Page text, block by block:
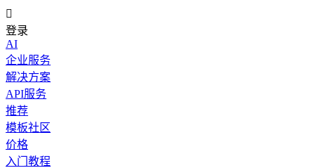

登录
AI
企业服务
解决方案
API服务
推荐
模板社区
价格
入门教程